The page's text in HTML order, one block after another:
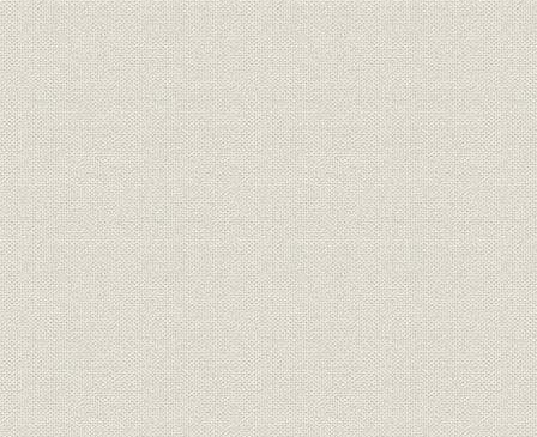
第6節 資金調達と経営成果
1.資金調達
2.経営成果
第3章 再編期の経営と戦時体制(1930―1942年)
第1節 恐慌・戦時体制期の京阪地域
1.昭和恐慌から戦時経済体制へ
2.私鉄経営の動向と交通統制
第2節 事業再編と組織改革
1.太田光熙社長時代の事業再編